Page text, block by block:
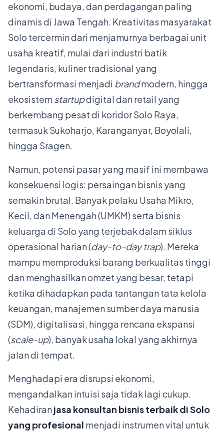
ekonomi, budaya, dan perdagangan paling
dinamis di Jawa Tengah. Kreativitas masyarakat
Solo tercermin dari menjamurnya berbagai unit
usaha kreatif, mulai dari industri batik
legendaris, kuliner tradisional yang
bertransformasi menjadi brandmodern, hingga
ekosistemstartupdigital dan retail yang
berkembang pesat di koridor Solo Raya,
termasuk Sukoharjo, Karanganyar, Boyolali,
hingga Sragen.
Namun, potensi pasar yang masif ini membawa
konsekuensi logis: persaingan bisnis yang
semakin brutal. Banyak pelaku Usaha Mikro,
Kecil, dan Menengah (UMKM) serta bisnis
keluarga di Solo yang terjebak dalam siklus
operasional harian (day-to-day trap). Mereka
mampu memproduksi barang berkualitas tinggi
dan menghasilkan omzet yang besar, tetapi
ketika dihadapkan pada tantangan tata kelola
keuangan, manajemen sumber daya manusia
(SDM), digitalisasi, hingga rencana ekspansi
(scale-up), banyak usaha lokal yang akhirnya
jalan di tempat.
Menghadapi era disrupsi ekonomi,
mengandalkan intuisi saja tidak lagi cukup.
Kehadiranjasa konsultan bisnis terbaik di Solo
yang profesional menjadi instrumen vital untuk